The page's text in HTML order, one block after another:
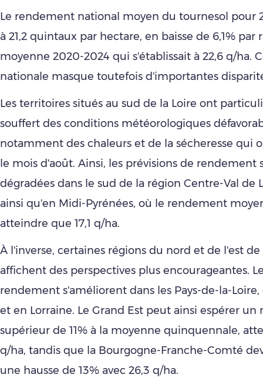
Le rendement national moyen du tournesol pour
à 21,2 quintaux par hectare, en baisse de 6,1% par
moyenne 2020-2024 qui s'établissait à 22,6 q/ha.
nationale masque toutefois d'importantes
Les territoires situés au sud de la Loire ont
souffert des conditions météorologiques
notamment des chaleurs et de la sécheresse qui
le mois d'août. Ainsi, les prévisions de rendement
dégradées dans le sud de la région Centre-Val de
ainsi qu'en Midi-Pyrénées, où le rendement
atteindre que 17,1 q/ha.
À l'inverse, certaines régions du nord et de l'est de
affichent des perspectives plus encourageantes.
rendement s'améliorent dans les Pays-de-la-
et en Lorraine. Le Grand Est peut ainsi espérer
supérieur de 11% à la moyenne quinquennale,
q/ha, tandis que la Bourgogne-Franche-Comté
une hausse de 13% avec 26,3 q/ha.